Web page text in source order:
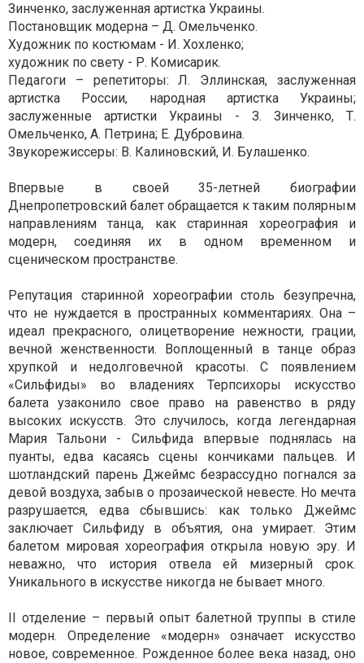
Зинченко, заслуженная артистка Украины.
Постановщик модерна – Д. Омельченко.
Художник по костюмам - И. Хохленко;
художник по свету - Р. Комисарик.
Педагоги – репетиторы: Л. Эллинская, заслуженная
артистка России, народная артистка Украины;
заслуженные артистки Украины - З. Зинченко, Т.
Омельченко, А. Петрина; Е. Дубровина.
Звукорежиссеры: В. Калиновский, И. Булашенко.
Впервые в своей 35-летней биографии
Днепропетровский балет обращается к таким полярным
направлениям танца, как старинная хореография и
модерн, соединяя их в одном временном и
сценическом пространстве.
Репутация старинной хореографии столь безупречна,
что не нуждается в пространных комментариях. Она –
идеал прекрасного, олицетворение нежности, грации,
вечной женственности. Воплощенный в танце образ
хрупкой и недолговечной красоты. С появлением
«Сильфиды» во владениях Терпсихоры искусство
балета узаконило свое право на равенство в ряду
высоких искусств. Это случилось, когда легендарная
Мария Тальони - Сильфида впервые поднялась на
пуанты, едва касаясь сцены кончиками пальцев. И
шотландский парень Джеймс безрассудно погнался за
девой воздуха, забыв о прозаической невесте. Но мечта
разрушается, едва сбывшись: как только Джеймс
заключает Сильфиду в объятия, она умирает. Этим
балетом мировая хореография открыла новую эру. И
неважно, что история отвела ей мизерный срок.
Уникального в искусстве никогда не бывает много.
II отделение – первый опыт балетной труппы в стиле
модерн. Определение «модерн» означает искусство
новое, современное. Рожденное более века назад, оно